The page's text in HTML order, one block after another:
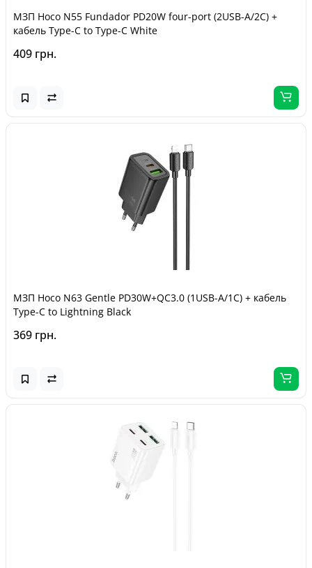
МЗП Hoco N55 Fundador PD20W four-port (2USB-A/2C) +
кабель Type-C to Type-C White
409 грн.
МЗП Hoco N63 Gentle PD30W+QC3.0 (1USB-A/1C) + кабель
Type-C to Lightning Black
369 грн.